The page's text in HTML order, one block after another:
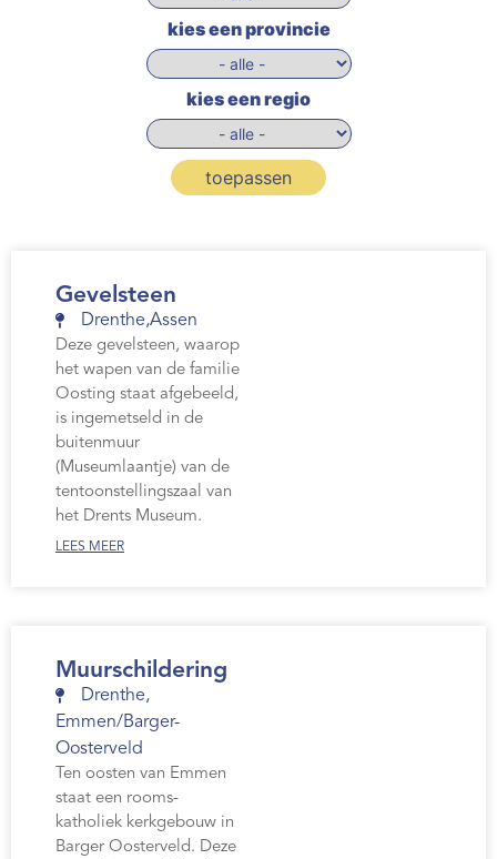
kies een provincie
kies een regio
toepassen
Gevelsteen
Drenthe,Assen
Deze gevelsteen, waarop
het wapen van de familie
Oosting staat afgebeeld,
is ingemetseld in de
buitenmuur
(Museumlaantje) van de
tentoonstellingszaal van
het Drents Museum.
LEES MEER
Muurschildering
Drenthe,
Emmen/Barger-
Oosterveld
Ten oosten van Emmen
staat een rooms-
katholiek kerkgebouw in
Barger Oosterveld. Deze